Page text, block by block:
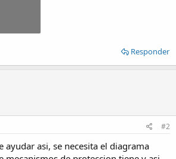
Responder
#2
ayudar asi, se necesita el diagrama